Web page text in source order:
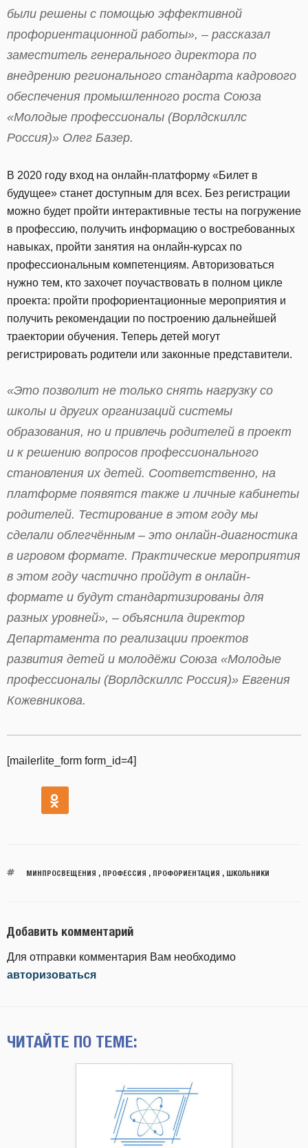
были решены с помощью эффективной
профориентационной работы», – рассказал
заместитель генерального директора по
внедрению регионального стандарта кадрового
обеспечения промышленного роста Союза
«Молодые профессионалы (Ворлдскиллс
Россия)» Олег Базер.
В 2020 году вход на онлайн-платформу «Билет в
будущее» станет доступным для всех. Без регистрации
можно будет пройти интерактивные тесты на погружение
в профессию, получить информацию о востребованных
навыках, пройти занятия на онлайн-курсах по
профессиональным компетенциям. Авторизоваться
нужно тем, кто захочет поучаствовать в полном цикле
проекта: пройти профориентационные мероприятия и
получить рекомендации по построению дальнейшей
траектории обучения. Теперь детей могут
регистрировать родители или законные представители.
«Это позволит не только снять нагрузку со
школы и других организаций системы
образования, но и привлечь родителей в проект
и к решению вопросов профессионального
становления их детей. Соответственно, на
платформе появятся также и личные кабинеты
родителей. Тестирование в этом году мы
сделали облегчённым – это онлайн-диагностика
в игровом формате. Практические мероприятия
в этом году частично пройдут в онлайн-
формате и будут стандартизированы для
разных уровней», – объяснила директор
Департамента по реализации проектов
развития детей и молодёжи Союза «Молодые
профессионалы (Ворлдскиллс Россия)» Евгения
Кожевникова.
[mailerlite_form form_id=4]
МИНПРОСВЕЩЕНИЯ , ПРОФЕССИЯ , ПРОФОРИЕНТАЦИЯ , ШКОЛЬНИКИ
Добавить комментарий
Для отправки комментария Вам необходимо
авторизоваться
ЧИТАЙТЕ ПО ТЕМЕ: